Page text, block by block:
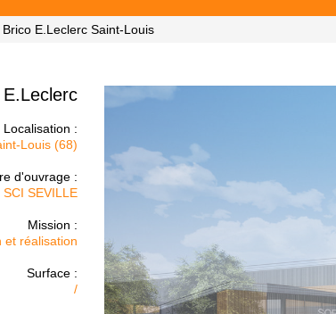
Brico E.Leclerc Saint-Louis
Localisation :
Louis (68)
d'ouvrage :
SCI SEVILLE
Mission :
et réalisation
Surface :
/